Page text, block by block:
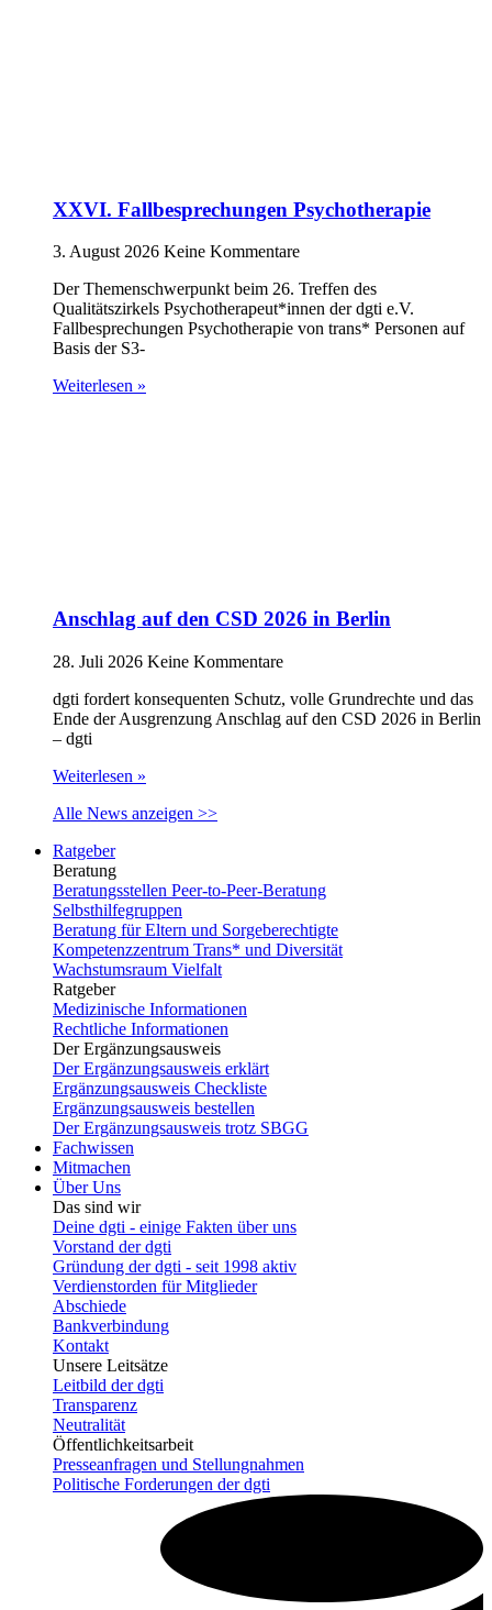
XXVI. Fallbesprechungen Psychotherapie
3. August 2026 Keine Kommentare
Der Themenschwerpunkt beim 26. Treffen des
Qualitätszirkels Psychotherapeut*innen der dgti e.V.
Fallbesprechungen Psychotherapie von trans* Personen auf
Basis der S3-
Weiterlesen »
Anschlag auf den CSD 2026 in Berlin
28. Juli 2026 Keine Kommentare
dgti fordert konsequenten Schutz, volle Grundrechte und das
Ende der Ausgrenzung Anschlag auf den CSD 2026 in Berlin
– dgti
Weiterlesen »
Alle News anzeigen >>
Ratgeber
Beratung
Beratungsstellen Peer-to-Peer-Beratung
Selbsthilfegruppen
Beratung für Eltern und Sorgeberechtigte
Kompetenzzentrum Trans* und Diversität
Wachstumsraum Vielfalt
Ratgeber
Medizinische Informationen
Rechtliche Informationen
Der Ergänzungsausweis
Der Ergänzungsausweis erklärt
Ergänzungsausweis Checkliste
Ergänzungsausweis bestellen
Der Ergänzungsausweis trotz SBGG
Fachwissen
Mitmachen
Über Uns
Das sind wir
Deine dgti - einige Fakten über uns
Vorstand der dgti
Gründung der dgti - seit 1998 aktiv
Verdienstorden für Mitglieder
Abschiede
Bankverbindung
Kontakt
Unsere Leitsätze
Leitbild der dgti
Transparenz
Neutralität
Öffentlichkeitsarbeit
Presseanfragen und Stellungnahmen
Politische Forderungen der dgti